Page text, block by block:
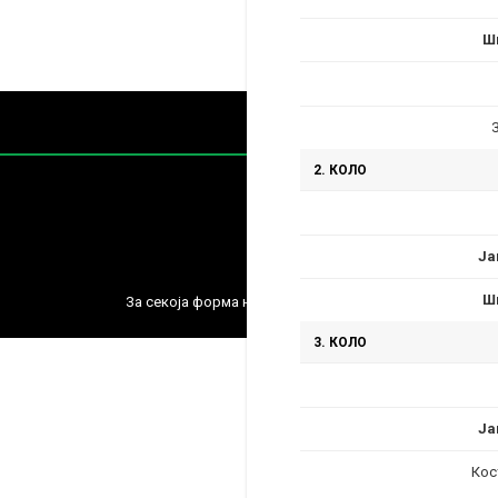
2. КОЛО
3. КОЛО
За секоја форма на распространување,